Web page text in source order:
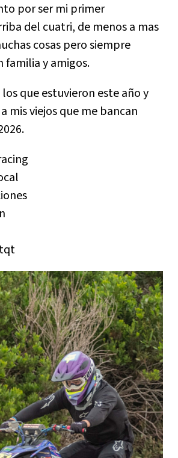
por ser mi primer
del cuatri, de menos a mas
cosas pero siempre
familia y amigos.
que estuvieron este año y
mis viejos que me bancan